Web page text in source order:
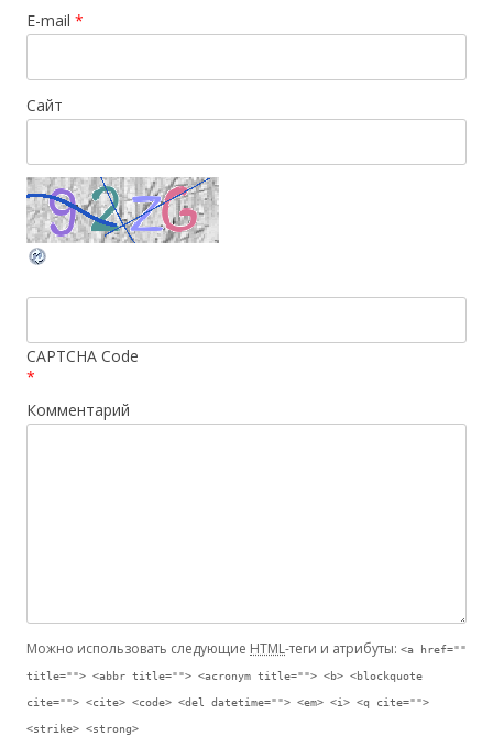
E-mail *
Сайт
CAPTCHA Code
*
Комментарий
Можно использовать следующие HTML-теги и атрибуты: <a href=""
title=""> <abbr title=""> <acronym title=""> <b> <blockquote
cite=""> <cite> <code> <del datetime=""> <em> <i> <q cite="">
<strike> <strong>